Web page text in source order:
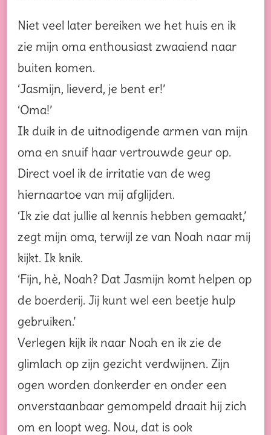
Niet veel later bereiken we het huis en ik
zie mijn oma enthousiast zwaaiend naar
buiten komen.
‘Jasmijn, lieverd, je bent er!’
‘Oma!’
Ik duik in de uitnodigende armen van mijn
oma en snuif haar vertrouwde geur op.
Direct voel ik de irritatie van de weg
hiernaartoe van mij afglijden.
‘Ik zie dat jullie al kennis hebben gemaakt,’
zegt mijn oma, terwijl ze van Noah naar mij
kijkt. Ik knik.
‘Fijn, hè, Noah? Dat Jasmijn komt helpen op
de boerderij. Jij kunt wel een beetje hulp
gebruiken.’
Verlegen kijk ik naar Noah en ik zie de
glimlach op zijn gezicht verdwijnen. Zijn
ogen worden donkerder en onder een
onverstaanbaar gemompeld draait hij zich
om en loopt weg. Nou, dat is ook